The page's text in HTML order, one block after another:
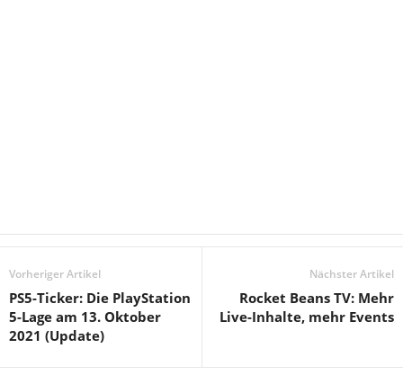
Vorheriger Artikel
PS5-Ticker: Die PlayStation
5-Lage am 13. Oktober
2021 (Update)
Nächster Artikel
Rocket Beans TV: Mehr
Live-Inhalte, mehr Events